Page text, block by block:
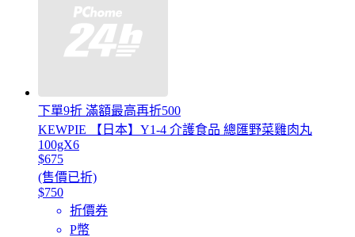
下單9折 滿額最高再折500
KEWPIE 【日本】Y1-4 介護食品 總匯野菜雞肉丸
100gX6
$675
(售價已折)
$750
折價券
P幣